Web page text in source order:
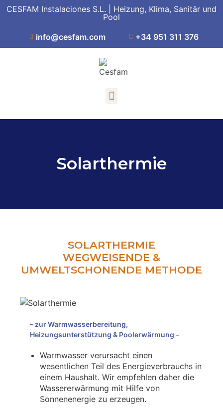
CESFAM Instalaciones S.L. | Heizung, Klima, Sanitär und
Pool
info@cesfam.com
+34 951 311 376
Solarthermie
SOLARTHERMIE
WEGWEISENDE &
UMWELTSCHONENDE METHODE
– zur Warmwasserbereitung,
Heizungsunterstützung & Poolerwärmung –
Warmwasser verursacht einen
wesentlichen Teil des Energieverbrauchs in
einem Haushalt. Wir empfehlen daher die
Wassererwärmung mit Hilfe von
Sonnenenergie zu erzeugen.